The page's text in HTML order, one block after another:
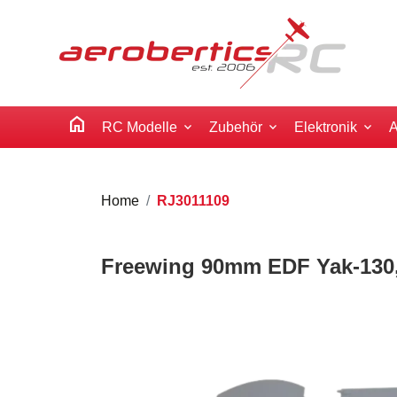
home RC Modelle Zubehör Elektronik
Home RJ3011109
Freewing 90mm EDF Yak-